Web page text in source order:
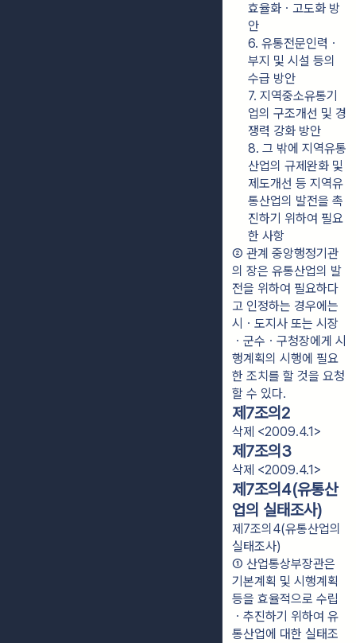
효율화ㆍ고도화 방
안
6. 유통전문인력ㆍ
부지 및 시설 등의
수급 방안
7. 지역중소유통기
업의 구조개선 및 경
쟁력 강화 방안
8. 그 밖에 지역유통
산업의 규제완화 및
제도개선 등 지역유
통산업의 발전을 촉
진하기 위하여 필요
한 사항
② 관계 중앙행정기관
의 장은 유통산업의 발
전을 위하여 필요하다
고 인정하는 경우에는
시ㆍ도지사 또는 시장
ㆍ군수ㆍ구청장에게 시
행계획의 시행에 필요
한 조치를 할 것을 요청
할 수 있다.
제7조의2
삭제 <2009.4.1>
제7조의3
삭제 <2009.4.1>
제7조의4(유통산
업의 실태조사)
제7조의4(유통산업의
실태조사)
① 산업통상부장관은
기본계획 및 시행계획
등을 효율적으로 수립
ㆍ추진하기 위하여 유
통산업에 대한 실태조